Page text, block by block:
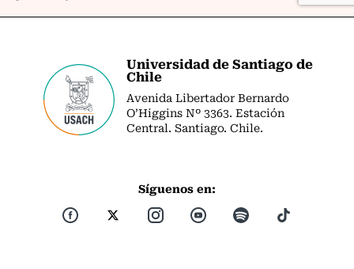
Universidad de Santiago de
Chile
Avenida Libertador Bernardo
O’Higgins Nº 3363. Estación
Central. Santiago. Chile.
Síguenos en: